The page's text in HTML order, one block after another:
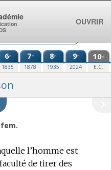
6e
1835
7e
1878
8e
1935
9e
2024
10e
E.C.
l’homme est
de tirer des
OUVRIR